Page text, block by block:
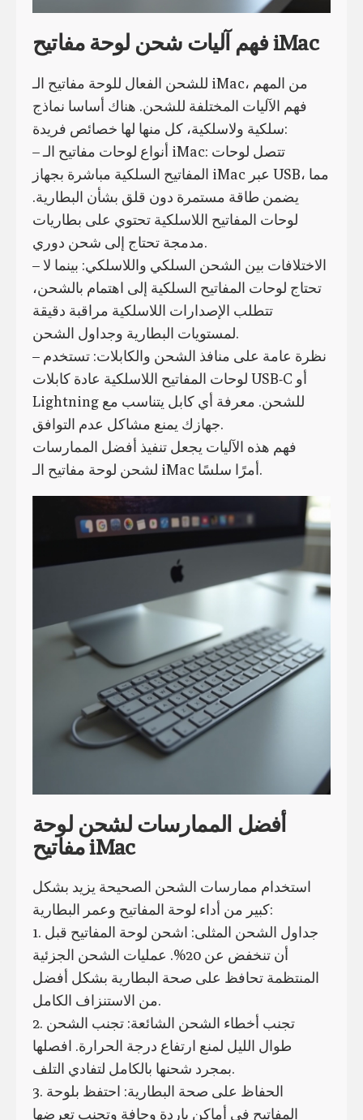
فهم آليات شحن لوحة مفاتيح iMac
للشحن الفعال للوحة مفاتيح الـ iMac، من المهم
فهم الآليات المختلفة للشحن. هناك أساسا نماذج
سلكية ولاسلكية، كل منها لها خصائص فريدة:
– أنواع لوحات مفاتيح الـ iMac: تتصل لوحات
المفاتيح السلكية مباشرة بجهاز iMac عبر USB، مما
يضمن طاقة مستمرة دون قلق بشأن البطارية.
لوحات المفاتيح اللاسلكية تحتوي على بطاريات
مدمجة تحتاج إلى شحن دوري.
– الاختلافات بين الشحن السلكي واللاسلكي: بينما لا
تحتاج لوحات المفاتيح السلكية إلى اهتمام بالشحن،
تتطلب الإصدارات اللاسلكية مراقبة دقيقة
لمستويات البطارية وجداول الشحن.
– نظرة عامة على منافذ الشحن والكابلات: تستخدم
لوحات المفاتيح اللاسلكية عادة كابلات USB-C أو
Lightning للشحن. معرفة أي كابل يتناسب مع
جهازك يمنع مشاكل عدم التوافق.
فهم هذه الآليات يجعل تنفيذ أفضل الممارسات
لشحن لوحة مفاتيح الـ iMac أمرًا سلسًا.
أفضل الممارسات لشحن لوحة
مفاتيح iMac
استخدام ممارسات الشحن الصحيحة يزيد بشكل
كبير من أداء لوحة المفاتيح وعمر البطارية:
1. جداول الشحن المثلى: اشحن لوحة المفاتيح قبل
أن تنخفض عن 20%. عمليات الشحن الجزئية
المنتظمة تحافظ على صحة البطارية بشكل أفضل
من الاستنزاف الكامل.
2. تجنب أخطاء الشحن الشائعة: تجنب الشحن
طوال الليل لمنع ارتفاع درجة الحرارة. افصلها
بمجرد شحنها بالكامل لتفادي التلف.
3. الحفاظ على صحة البطارية: احتفظ بلوحة
المفاتيح في أماكن باردة وجافة وتجنب تعرضها